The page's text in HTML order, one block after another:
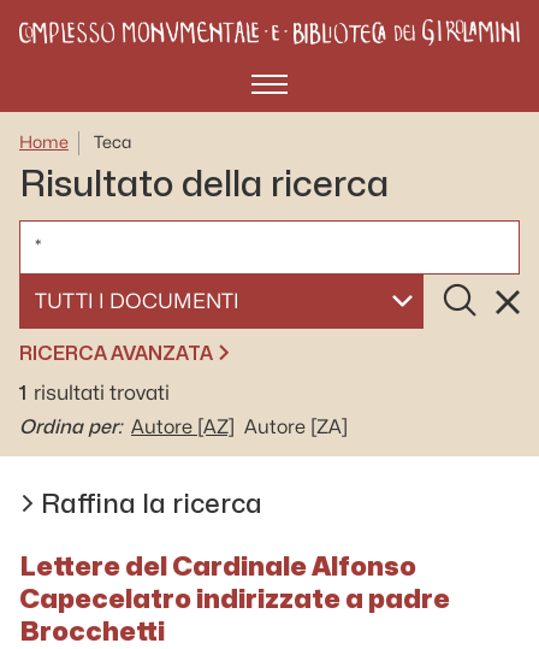
Menù
Home Teca
Risultato della ricerca
SELEZIONA UN DOCUMENTO
Cerca
RICERCA AVANZATA
1 risultati trovati
Ordina per: Autore [AZ] Autore [ZA]
Raffina la ricerca
Lettere del Cardinale Alfonso
Capecelatro indirizzate a padre
Brocchetti